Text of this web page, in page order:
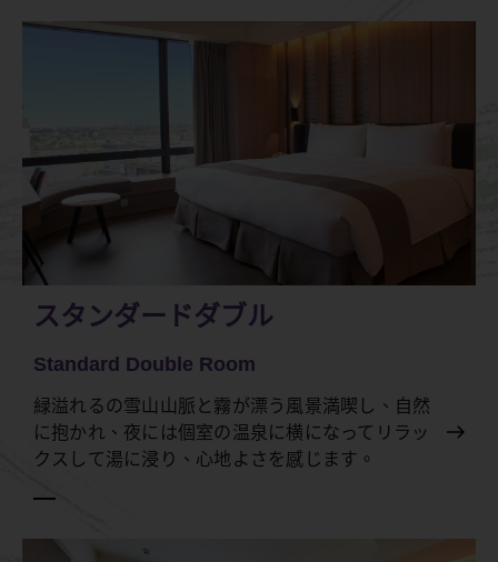
スタンダードダブル
Standard Double Room
緑溢れるの雪山山脈と霧が漂う風景満喫し、自然
に抱かれ、夜には個室の温泉に横になってリラッ
クスして湯に浸り、心地よさを感じます。